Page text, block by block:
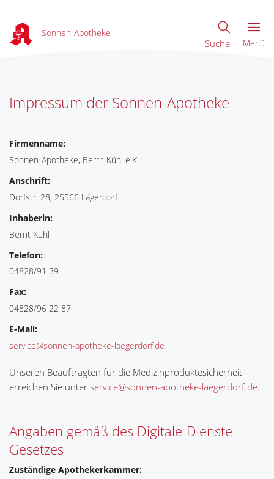
Sonnen-Apotheke
Suche Menü
Impressum der Sonnen-Apotheke
Firmenname:
Sonnen-Apotheke, Berrit Kühl e.K.
Anschrift:
Dorfstr. 28, 25566 Lägerdorf
Inhaberin:
Berrit Kühl
Telefon:
04828/91 39
Fax:
04828/96 22 87
E-Mail:
service@sonnen-apotheke-laegerdorf.de
Unseren Beauftragten für die Medizinproduktesicherheit
erreichen Sie unter service@sonnen-apotheke-laegerdorf.de.
Angaben gemäß des Digitale-Dienste-
Gesetzes
Zuständige Apothekerkammer: